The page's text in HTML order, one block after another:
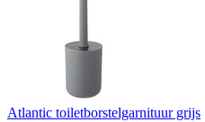
Atlantic toiletborstelgarnituur grijs